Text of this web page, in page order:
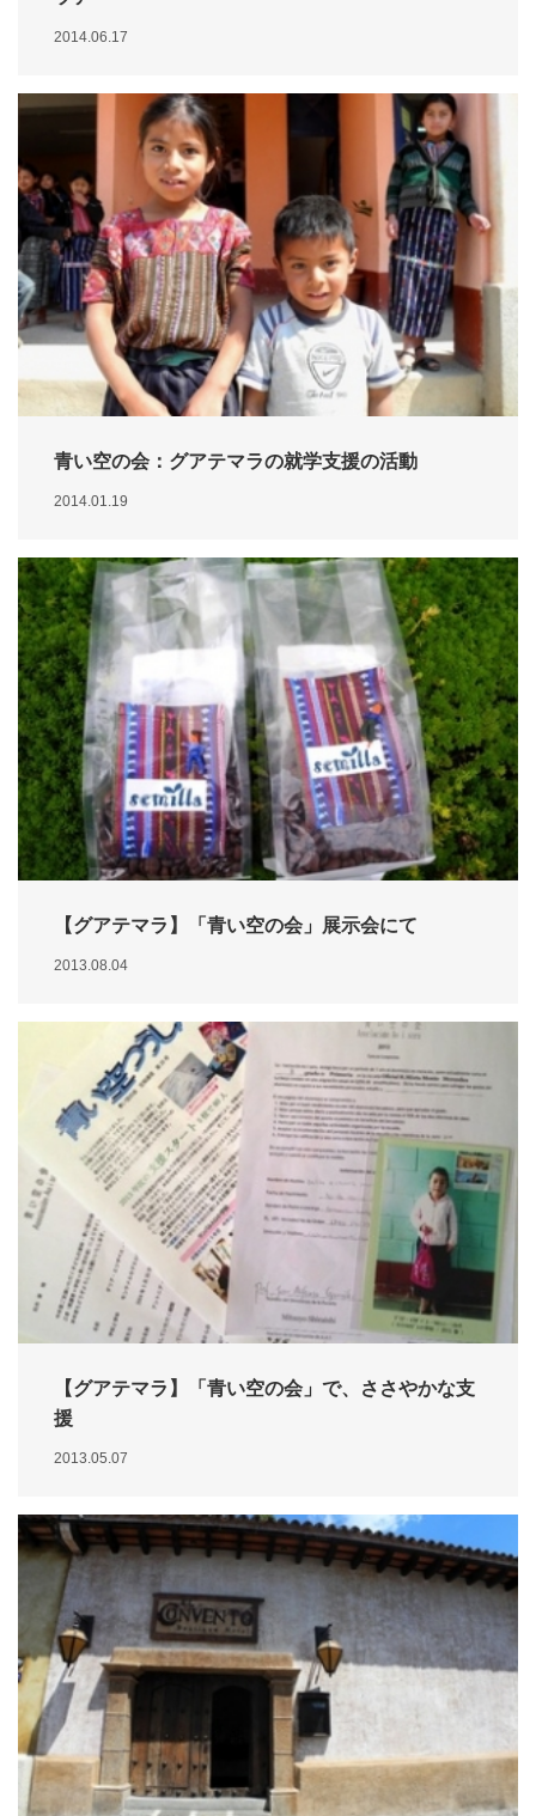
2014.06.17
青い空の会：グアテマラの就学支援の活動
2014.01.19
【グアテマラ】「青い空の会」展示会にて
2013.08.04
【グアテマラ】「青い空の会」で、ささやかな支
援
2013.05.07